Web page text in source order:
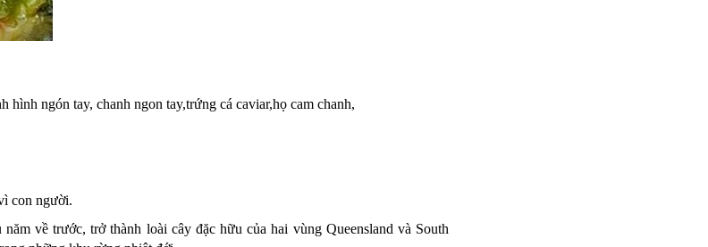
con người.
về trước, trở thành loài cây đặc hữu của hai vùng Queensland và South